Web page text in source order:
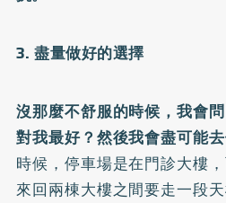
3. 盡量做好的選擇
沒那麼不舒服的時候，我會
對我最好？然後我會盡可能去
時候，停車場是在門診大樓
來回兩棟大樓之間要走一段